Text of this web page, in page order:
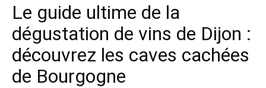
Le guide ultime de la
dégustation de vins de Dijon :
découvrez les caves cachées
de Bourgogne